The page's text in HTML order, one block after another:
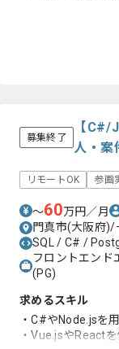
募集終了
【C#/
人・案
リモートOK 参画
〜60万円／月
門真市(大阪府)/
SQL / C# /
フロントエンド
(PG)
求めるスキル
・C#やNode.jsを
・Vue.jsやReact